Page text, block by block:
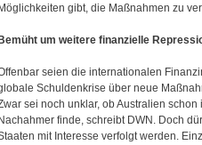
Möglichkeiten gibt, die Maßnahmen zu
Bemüht um weitere finanzielle
seien die internationalen
Schuldenkrise über neue
sei noch unklar, ob Australien
Nachahmer finde, schreibt DWN. Doch
mit Interesse verfolgt werden.